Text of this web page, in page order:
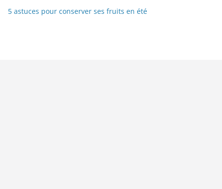
5 astuces pour conserver ses fruits en été